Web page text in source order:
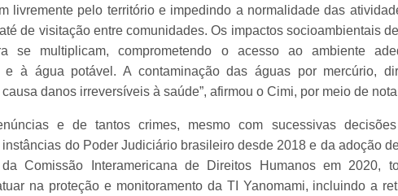
livremente pelo território e impedindo a normalidade das
de visitação entre comunidades. Os impactos socioambientais
se multiplicam, comprometendo o acesso ao ambiente
e à água potável. A contaminação das águas por mercúrio,
danos irreversíveis à saúde”, afirmou o Cimi, por meio de
e de tantos crimes, mesmo com sucessivas
do Poder Judiciário brasileiro desde 2018 e da adoção
Comissão Interamericana de Direitos Humanos em 2020,
na proteção e monitoramento da TI Yanomami, incluindo a